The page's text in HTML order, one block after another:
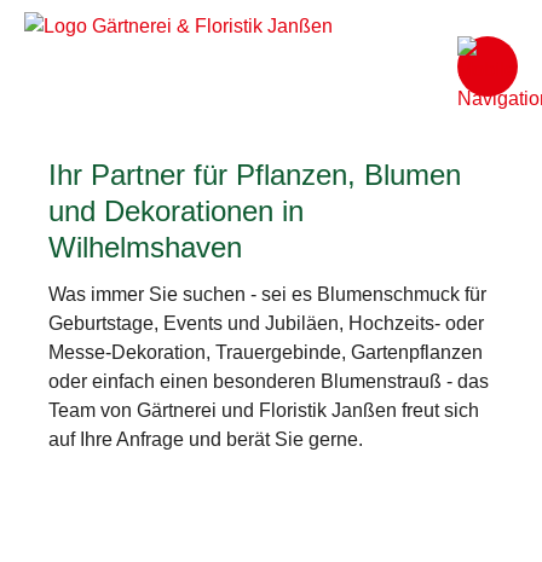
Ihr Partner für Pflanzen, Blumen
und Dekorationen in
Wilhelmshaven
Was immer Sie suchen - sei es Blumenschmuck für
Geburtstage, Events und Jubiläen, Hochzeits- oder
Messe-Dekoration, Trauergebinde, Gartenpflanzen
oder einfach einen besonderen Blumenstrauß - das
Team von Gärtnerei und Floristik Janßen freut sich
auf Ihre Anfrage und berät Sie gerne.